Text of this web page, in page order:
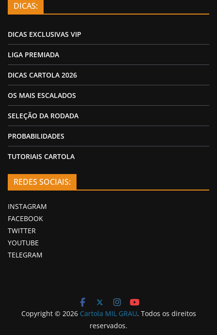
DICAS:
DICAS EXCLUSIVAS VIP
LIGA PREMIADA
DICAS CARTOLA 2026
OS MAIS ESCALADOS
SELEÇÃO DA RODADA
PROBABILIDADES
TUTORIAIS CARTOLA
REDES SOCIAIS:
INSTAGRAM
FACEBOOK
TWITTER
YOUTUBE
TELEGRAM
Copyright © 2026 Cartola MIL GRAU. Todos os direitos
reservados.